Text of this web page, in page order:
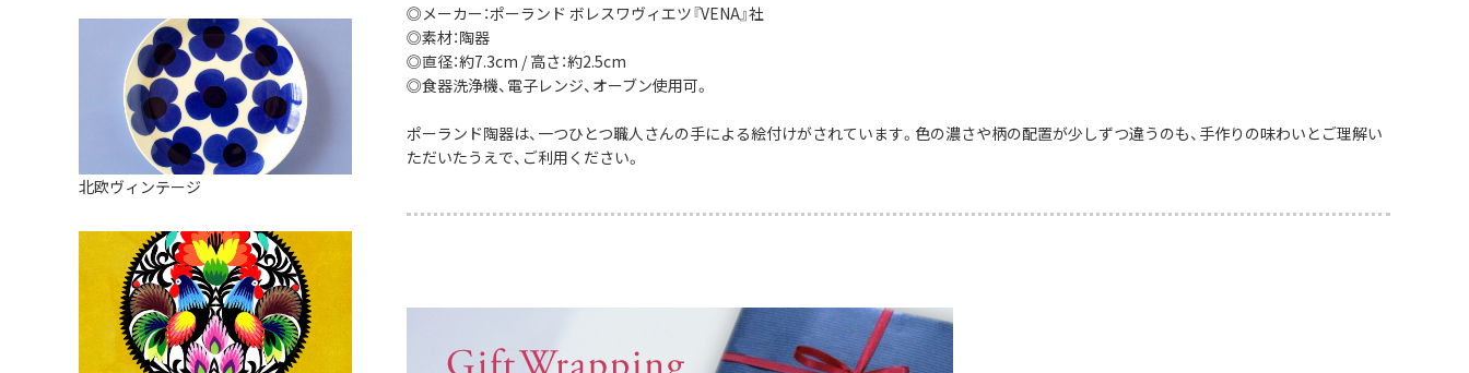
◎メーカー：ポーランド ボレスワヴィエツ『VENA』社
◎素材：陶器
◎直径：約7.3cm / 高さ：約2.5cm
◎食器洗浄機、電子レンジ、オーブン使用可。
ポーランド陶器は、一つひとつ職人さんの手による絵付けがされています。色の濃さや柄の配置が少しずつ違うのも、手作りの味わいとご理解い
ただいたうえで、ご利用ください。
そば猪口・フリーカップ
ココット
薬味入れ
ミキシングボウル
すべて見る
オーナメント
クリーマー
バス・洗面用品
家具小物
小物入れ
アロマポット
バスケット
装飾用タイル・プレート
ミニチュア
ペンダントトップ
すべて見る
北欧ヴィンテージ